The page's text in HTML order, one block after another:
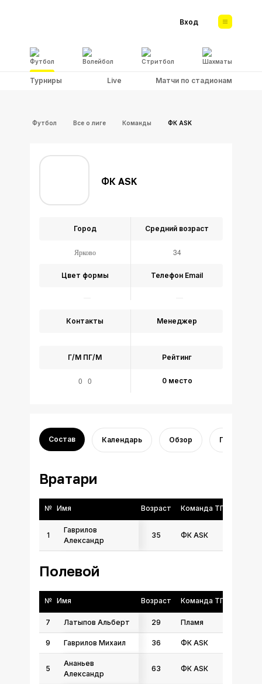
Футбол Волейбол Стритбол Шахматы
Вход
Турниры Live Матчи по стадионам
Футбол Все о лиге Команды ФК ASK
ФК ASK
Город
Ярково
Средний возраст
34
Контакты
Телефон Email
Цвет формы
Менеджер
Г/М ПГ/М
0 0
Рейтинг
0 место
Состав Календарь Обзор Переходы
Вратари
№ Имя Возраст Команда ТГФФ
1
Гаврилов
Александр
35 ФК АSК
Полевой
№ Имя Возраст Команда ТГФФ
7 Латыпов Альберт 29 Пламя
9 Гаврилов Михаил 36 ФК АSК
5
Ананьев
Александр
63 ФК АSК